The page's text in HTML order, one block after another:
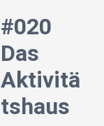
#020
Das
Aktivitä
tshaus